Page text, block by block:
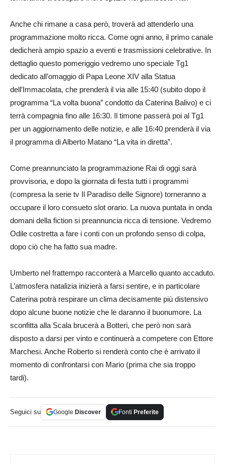
Anche chi rimane a casa però, troverà ad attenderlo una
programmazione molto ricca. Come ogni anno, il primo canale
dedicherà ampio spazio a eventi e trasmissioni celebrative. In
dettaglio questo pomeriggio vedremo uno speciale Tg1
dedicato all’omaggio di Papa Leone XIV alla Statua
dell’Immacolata, che prenderà il via alle 15:40 (subito dopo il
programma “La volta buona” condotto da Caterina Balivo) e ci
terrà compagnia fino alle 16:30. Il timone passerà poi al Tg1
per un aggiornamento delle notizie, e alle 16:40 prenderà il via
il programma di Alberto Matano “La vita in diretta”.
Come preannunciato la programmazione Rai di oggi sarà
provvisoria, e dopo la giornata di festa tutti i programmi
(compresa la serie tv Il Paradiso delle Signore) torneranno a
occupare il loro consueto slot orario. La nuova puntata in onda
domani della fiction si preannuncia ricca di tensione. Vedremo
Odile costretta a fare i conti con un profondo senso di colpa,
dopo ciò che ha fatto sua madre.
Umberto nel frattempo racconterà a Marcello quanto accaduto.
L’atmosfera natalizia inizierà a farsi sentire, e in particolare
Caterina potrà respirare un clima decisamente più distensivo
dopo alcune buone notizie che le daranno il buonumore. La
sconfitta alla Scala brucerà a Botteri, che però non sarà
disposto a darsi per vinto e continuerà a competere con Ettore
Marchesi. Anche Roberto si renderà conto che è arrivato il
momento di confrontarsi con Mario (prima che sia troppo
tardi).
Seguici su Google Discover Fonti Preferite